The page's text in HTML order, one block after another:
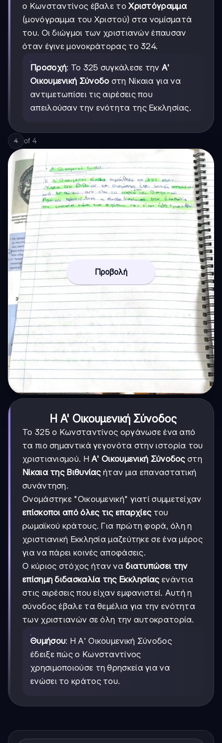
ο Κωνσταντίνος έβαλε τοΧριστόγραμμα
(μονόγραμμα του Χριστού) στα νομίσματά
του. Οι διώγμοι των χριστιανών έπαυσαν
όταν έγινε μονοκράτορας το 324.
Προσοχή: Το 325 συγκάλεσε την Α'
Οικουμενική Σύνοδο στη Νίκαια για να
αντιμετωπίσει τις αιρέσεις που
απειλούσαν την ενότητα της Εκκλησίας.
4 of 4
Προβολή
Η Α' Οικουμενική Σύνοδος
Το 325 ο Κωνσταντίνος οργάνωσε ένα από
τα πιο σημαντικά γεγονότα στην ιστορία του
χριστιανισμού. ΗΑ' Οικουμενική Σύνοδοςστη
Νίκαια της Βιθυνίαςήταν μια επαναστατική
συνάντηση.
Ονομάστηκε "Οικουμενική" γιατί συμμετείχαν
επίσκοποι από όλες τις επαρχίεςτου
ρωμαϊκού κράτους. Για πρώτη φορά, όλη η
χριστιανική Εκκλησία μαζεύτηκε σε ένα μέρος
για να πάρει κοινές αποφάσεις.
Ο κύριος στόχος ήταν ναδιατυπώσει την
επίσημη διδασκαλία της Εκκλησίαςενάντια
στις αιρέσεις που είχαν εμφανιστεί. Αυτή η
σύνοδος έβαλε τα θεμέλια για την ενότητα
των χριστιανών σε όλη την αυτοκρατορία.
Θυμήσου: Η Α' Οικουμενική Σύνοδος
έδειξε πώς ο Κωνσταντίνος
χρησιμοποιούσε τη θρησκεία για να
ενώσει το κράτος του.